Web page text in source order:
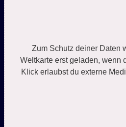
Zum Schutz deiner Daten
Weltkarte erst geladen, wenn
Klick erlaubst du externe